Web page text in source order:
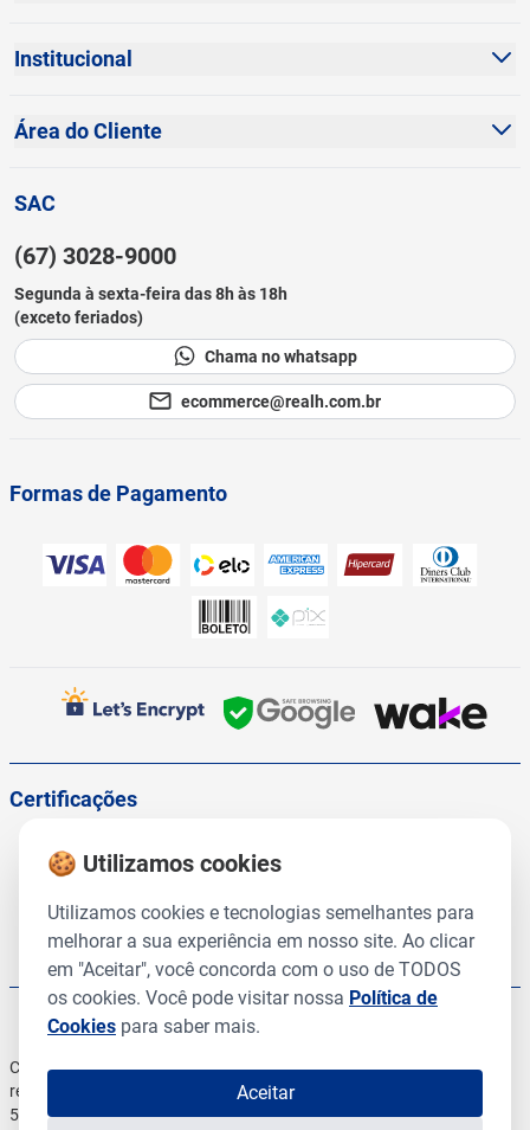
Fale Conosco
Blog
Institucional
Termos e Condições
Como Comprar
Black Friday
Área do Cliente
Cadastre-se
Lista de Desejos
SAC
(67) 3028-9000
Segunda à sexta-feira das 8h às 18h
(exceto feriados)
Chama no whatsapp
ecommerce@realh.com.br
Formas de Pagamento
Certificações
Copyright © 2025, CMR Prod Veterinários. Todos os direitos
reservados | 54.345.860/0001-96 54.345.860/0002-77
54.345.860/0005-10
🍪 Utilizamos cookies
Utilizamos cookies e tecnologias semelhantes para
melhorar a sua experiência em nosso site. Ao clicar
em "Aceitar", você concorda com o uso de TODOS
os cookies. Você pode visitar nossa Política de
Cookies para saber mais.
Aceitar